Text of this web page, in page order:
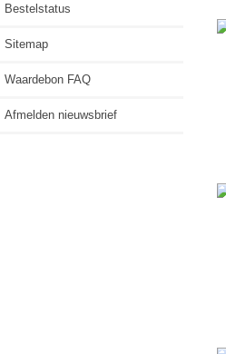
Bestelstatus
Sitemap
Waardebon FAQ
Afmelden nieuwsbrief